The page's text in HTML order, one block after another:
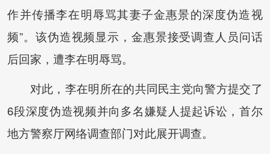
作并传播李在明辱骂其妻子金惠景的深度伪造视
频”。该伪造视频显示，金惠景接受调查人员问话
后回家，遭李在明辱骂。
对此，李在明所在的共同民主党向警方提交了
6段深度伪造视频并向多名嫌疑人提起诉讼，首尔
地方警察厅网络调查部门对此展开调查。